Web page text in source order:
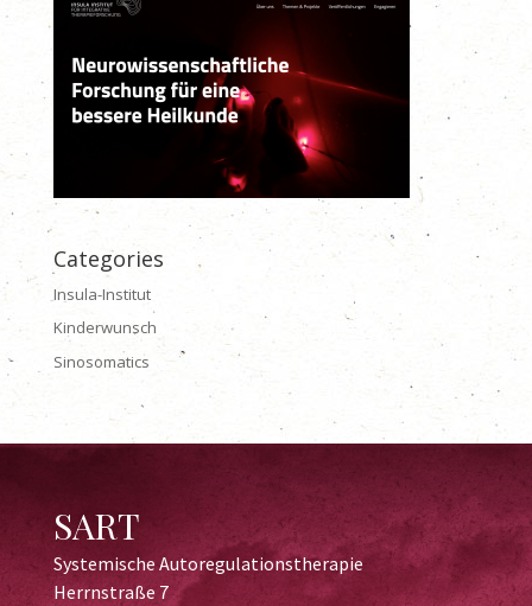
Categories
Insula-Institut
Kinderwunsch
Sinosomatics
SART
Systemische Autoregulationstherapie
Herrnstraße 7